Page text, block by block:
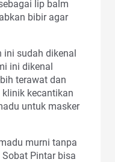
lip balm
bibir agar
ini sudah dikenal
ini dikenal
terawat dan
klinik kecantikan
untuk masker
murni tanpa
Pintar bisa